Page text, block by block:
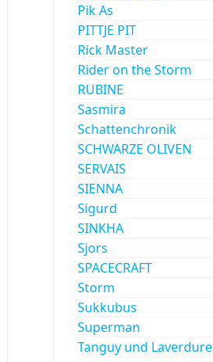
Pik As
PITTJE PIT
Rick Master
Rider on the Storm
RUBINE
Sasmira
Schattenchronik
SCHWARZE OLIVEN
SERVAIS
SIENNA
Sigurd
SINKHA
Sjors
SPACECRAFT
Storm
Sukkubus
Superman
Tanguy und Laverdure